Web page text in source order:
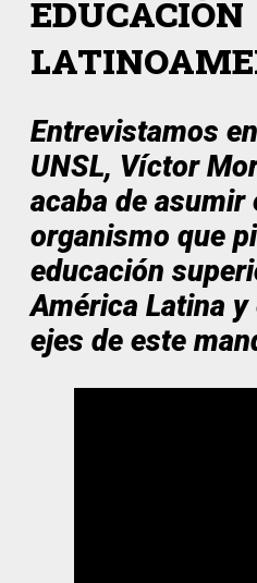
EDUCACIÓN
Entrevistamos
UNSL, Víctor
acaba de asumir
organismo que
educación
América Latina y
ejes de este